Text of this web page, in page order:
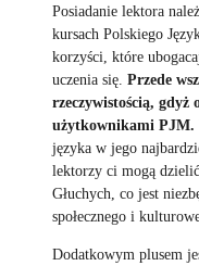
Posiadanie lektora
kursach Polskiego
korzyści, które
uczenia się. Przede
rzeczywistością, gdyż
użytkownikami PJM.
języka w jego
lektorzy ci mogą
Głuchych, co jest
społecznego i
Dodatkowym plusem